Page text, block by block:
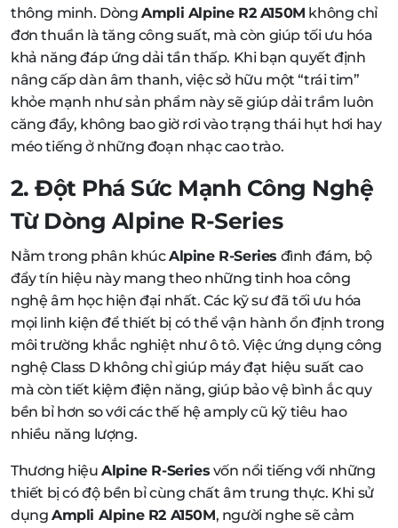
thông minh. DòngAmpli Alpine R2 A150M không chỉ
đơn thuần là tăng công suất, mà còn giúp tối ưu hóa
khả năng đáp ứng dải tần thấp. Khi bạn quyết định
nâng cấp dàn âm thanh, việc sở hữu một “trái tim”
khỏe mạnh như sản phẩm này sẽ giúp dải trầm luôn
căng đầy, không bao giờ rơi vào trạng thái hụt hơi hay
méo tiếng ở những đoạn nhạc cao trào.
2. Đột Phá Sức Mạnh Công Nghệ
Từ Dòng Alpine R-Series
Nằm trong phân khúcAlpine R-Series đình đám, bộ
đẩy tín hiệu này mang theo những tinh hoa công
nghệ âm học hiện đại nhất. Các kỹ sư đã tối ưu hóa
mọi linh kiện để thiết bị có thể vận hành ổn định trong
môi trường khắc nghiệt như ô tô. Việc ứng dụng công
nghệ Class D không chỉ giúp máy đạt hiệu suất cao
mà còn tiết kiệm điện năng, giúp bảo vệ bình ắc quy
bền bỉ hơn so với các thế hệ amply cũ kỹ tiêu hao
nhiều năng lượng.
Thương hiệuAlpine R-Series vốn nổi tiếng với những
thiết bị có độ bền bỉ cùng chất âm trung thực. Khi sử
dụng Ampli Alpine R2 A150M, người nghe sẽ cảm